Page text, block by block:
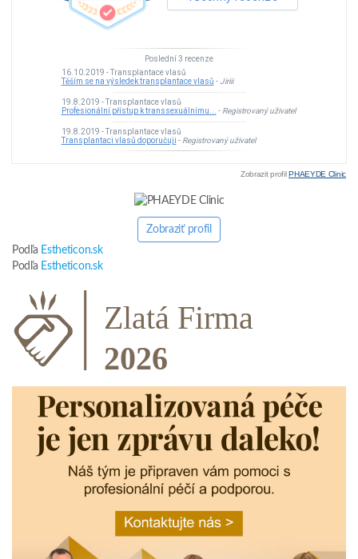
Zobrazit profilPHAEYDE Clinic
Zobraziť profil
Podľa Estheticon.sk
Podľa Estheticon.sk